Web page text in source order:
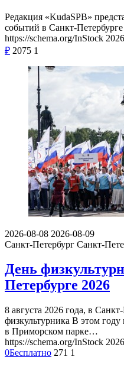
Редакция «KudaSPB»
событий в Санкт-Петербурге
https://schema.org/InStock
₽ 2075 1
2026-08-08 2026-08-09
Санкт-Петербург Санкт-
День
Петербурге 2026
8 августа 2026 года, в
физкультурника В этом году
в Приморском парке…
https://schema.org/InStock
0Бесплатно 271 1